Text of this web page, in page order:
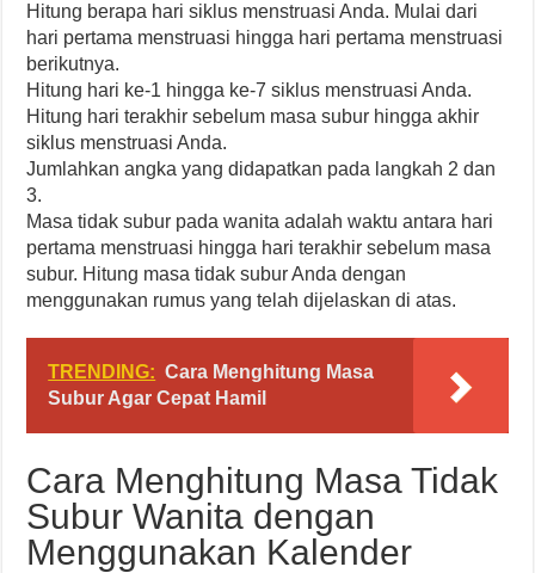
Hitung berapa hari siklus menstruasi Anda. Mulai dari
hari pertama menstruasi hingga hari pertama menstruasi
berikutnya.
Hitung hari ke-1 hingga ke-7 siklus menstruasi Anda.
Hitung hari terakhir sebelum masa subur hingga akhir
siklus menstruasi Anda.
Jumlahkan angka yang didapatkan pada langkah 2 dan
3.
Masa tidak subur pada wanita adalah waktu antara hari
pertama menstruasi hingga hari terakhir sebelum masa
subur. Hitung masa tidak subur Anda dengan
menggunakan rumus yang telah dijelaskan di atas.
TRENDING: Cara Menghitung Masa
Subur Agar Cepat Hamil
Cara Menghitung Masa Tidak
Subur Wanita dengan
Menggunakan Kalender